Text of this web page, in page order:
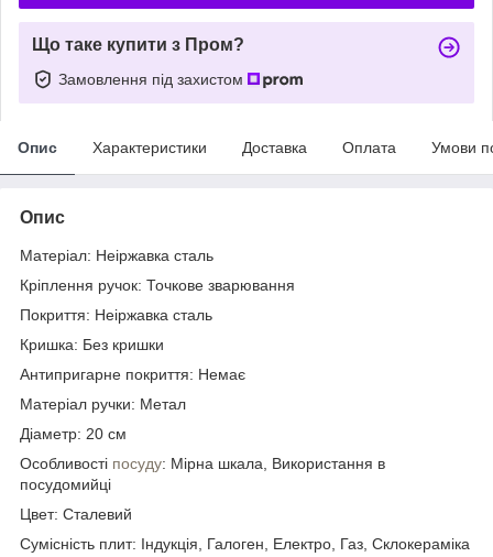
Що таке купити з Пром?
Замовлення під захистом
Опис Характеристики Доставка Оплата Умови
Опис
Матеріал: Неіржавка сталь
Кріплення ручок: Точкове зварювання
Покриття: Неіржавка сталь
Кришка: Без кришки
Антипригарне покриття: Немає
Матеріал ручки: Метал
Діаметр: 20 см
Особливості посуду: Мірна шкала, Використання в
посудомийці
Цвет: Сталевий
Сумісність плит: Індукція, Галоген, Електро, Газ, Склокераміка